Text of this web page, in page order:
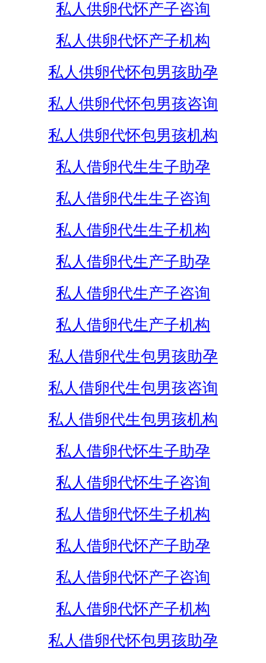
私人供卵代怀产子咨询
私人供卵代怀产子机构
私人供卵代怀包男孩助孕
私人供卵代怀包男孩咨询
私人供卵代怀包男孩机构
私人借卵代生生子助孕
私人借卵代生生子咨询
私人借卵代生生子机构
私人借卵代生产子助孕
私人借卵代生产子咨询
私人借卵代生产子机构
私人借卵代生包男孩助孕
私人借卵代生包男孩咨询
私人借卵代生包男孩机构
私人借卵代怀生子助孕
私人借卵代怀生子咨询
私人借卵代怀生子机构
私人借卵代怀产子助孕
私人借卵代怀产子咨询
私人借卵代怀产子机构
私人借卵代怀包男孩助孕